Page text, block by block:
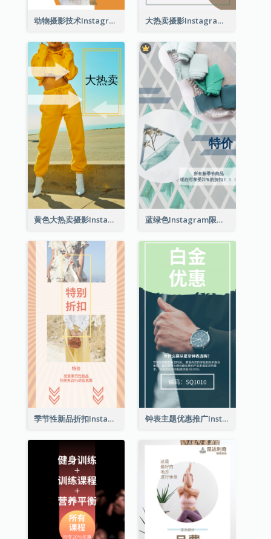
动物摄影技术Instagram限时动态 大热卖摄影Instagram限时动态
黄色大热卖摄影Instagram限时动态 蓝绿色Instagram限时动态
季节性新品折扣Instagram限时动态 钟表主题优惠推广Instagram限时动态